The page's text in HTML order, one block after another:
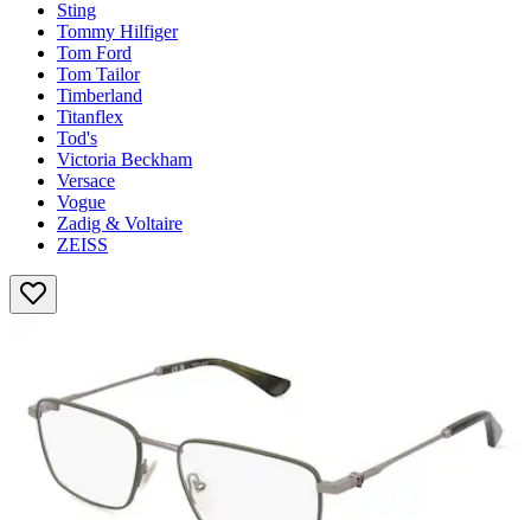
Sting
Tommy Hilfiger
Tom Ford
Tom Tailor
Timberland
Titanflex
Tod's
Victoria Beckham
Versace
Vogue
Zadig & Voltaire
ZEISS